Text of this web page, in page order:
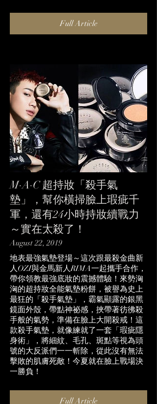
Full Article
M·A·C 超持妝「殺手氣
墊」，幫你橫掃臉上瑕疵千
軍，還有24小時持妝續戰力
～實在太殺了！
August 22, 2019
地表最強氣墊登場～這次跟最殺金曲新
人OZI與金馬新人RIMA一起攜手合作，
帶你領教最強底妝的震撼體驗！來勢洶
洶的超持妝全能氣墊粉餅，被譽為史上
最狂的「殺手氣墊」，霸氣顯露的銀黑
鏡面外殼，帶點神祕感，挾帶著彷彿殺
手般的氣勢，準備在臉上大開殺戒！這
款殺手氣墊，就像練就了一套「瑕疵隱
身術」，將細紋、毛孔、斑點等視為頭
號的大反派們一一斬除，從此沒有無法
擊敗的肌膚死敵！今夏就在臉上戰場決
一勝負！
Full Article